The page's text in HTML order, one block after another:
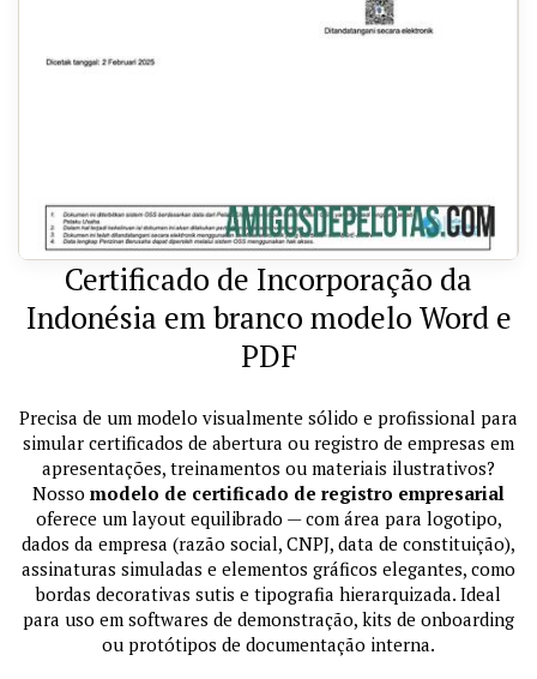
Certificado de Incorporação da
Indonésia em branco modelo Word e
PDF
Precisa de um modelo visualmente sólido e profissional para
simular certificados de abertura ou registro de empresas em
apresentações, treinamentos ou materiais ilustrativos?
Nosso modelo de certificado de registro empresarial
oferece um layout equilibrado — com área para logotipo,
dados da empresa (razão social, CNPJ, data de constituição),
assinaturas simuladas e elementos gráficos elegantes, como
bordas decorativas sutis e tipografia hierarquizada. Ideal
para uso em softwares de demonstração, kits de onboarding
ou protótipos de documentação interna.